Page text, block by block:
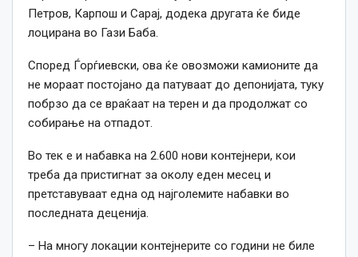
Петров, Карпош и Сарај, додека другата ќе биде
лоцирана во Гази Баба.
Според Ѓорѓиевски, ова ќе овозможи камионите да
не мораат постојано да патуваат до депонијата, туку
побрзо да се враќаат на терен и да продолжат со
собирање на отпадот.
Во тек е и набавка на 2.600 нови контејнери, кои
треба да пристигнат за околу еден месец и
претставуваат една од најголемите набавки во
последната деценија.
– На многу локации контејнерите со години не биле